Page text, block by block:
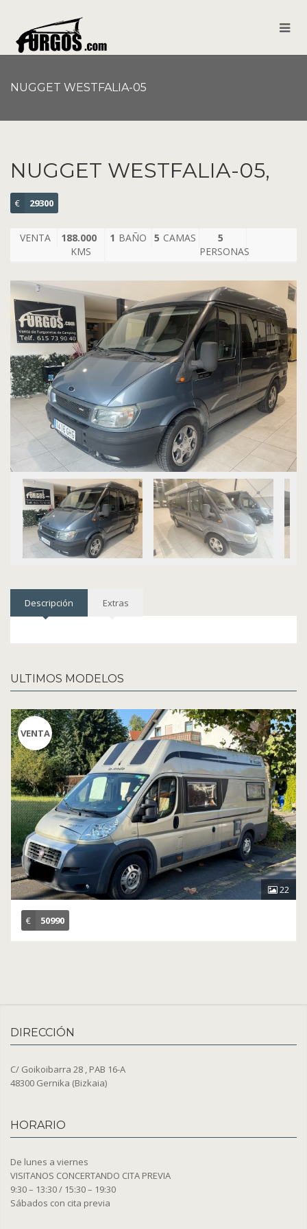
NUGGET WESTFALIA-05
NUGGET WESTFALIA-05,
€ 29300
VENTA
188.000
KMS
1 BAÑO 5 CAMAS
5
PERSONAS
Descripción Extras
ULTIMOS MODELOS
22
VENTA
€ 50990
DIRECCIÓN
C/ Goikoibarra 28 , PAB 16-A
48300 Gernika (Bizkaia)
HORARIO
De lunes a viernes
VISITANOS CONCERTANDO CITA PREVIA
9:30 – 13:30 / 15:30 – 19:30
Sábados con cita previa